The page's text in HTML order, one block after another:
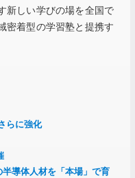
新しい学びの場を全国で
密着型の学習塾と提携す
らに強化
導体人材を「本場」で育